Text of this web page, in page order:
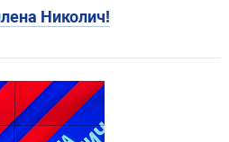
Николич!